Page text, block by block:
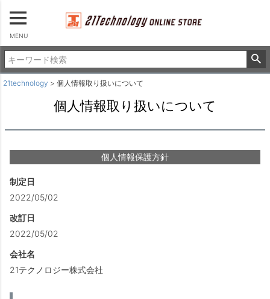
MENU
21technology 個人情報取り扱いについて
個人情報取り扱いについて
個人情報保護方針
制定日
2022/05/02
改訂日
2022/05/02
会社名
21テクノロジー株式会社